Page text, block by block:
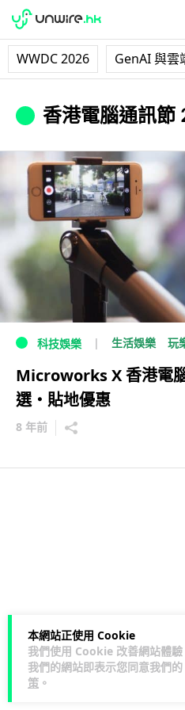
WWDC 2026 GenAI 與雲
本網站正使用 Cookie
我們使用 Cookie 改善網站體
我們的網站即表示您同意我們的
策 。
香港電腦通訊節
科技娛樂 生活娛樂 玩
Microworks X 香港電
選・貼地優惠
8 年前